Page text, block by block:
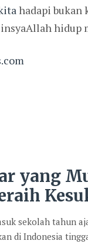
hadapi bukan
yang
sekolah tahun
di Indonesia